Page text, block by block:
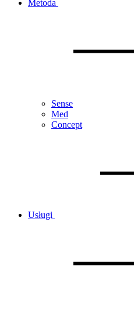
Metoda
Sense
Med
Concept
Usługi